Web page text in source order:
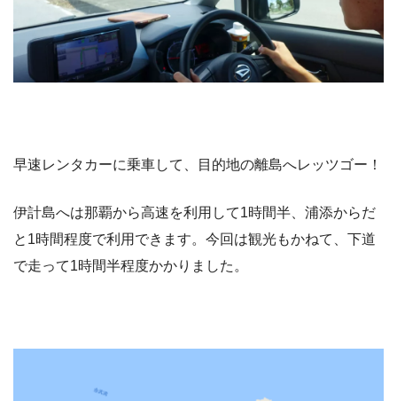
早速レンタカーに乗車して、目的地の離島へレッツゴー！
伊計島へは那覇から高速を利用して1時間半、浦添からだ
と1時間程度で利用できます。今回は観光もかねて、下道
で走って1時間半程度かかりました。